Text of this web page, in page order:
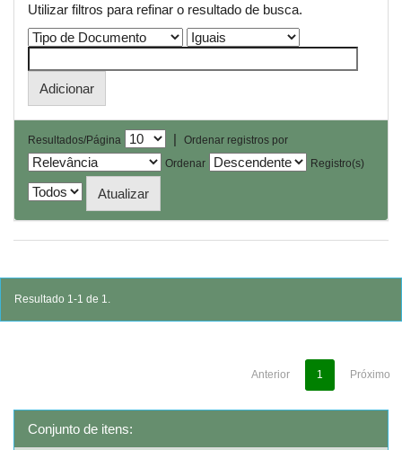
Utilizar filtros para refinar o resultado de busca.
Resultados/Página |
Ordenar registros por
Ordenar
Registro(s)
Resultado 1-1 de 1.
Anterior 1 Próximo
Conjunto de itens: